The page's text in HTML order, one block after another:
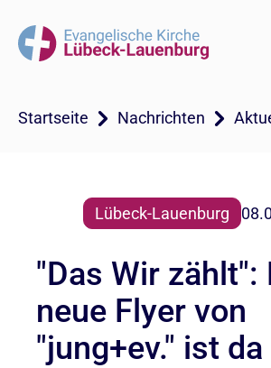
Startseite Nachrichten
Lübeck-Lauenburg
"Das Wir zählt":
neue Flyer von
"jung+ev." ist da